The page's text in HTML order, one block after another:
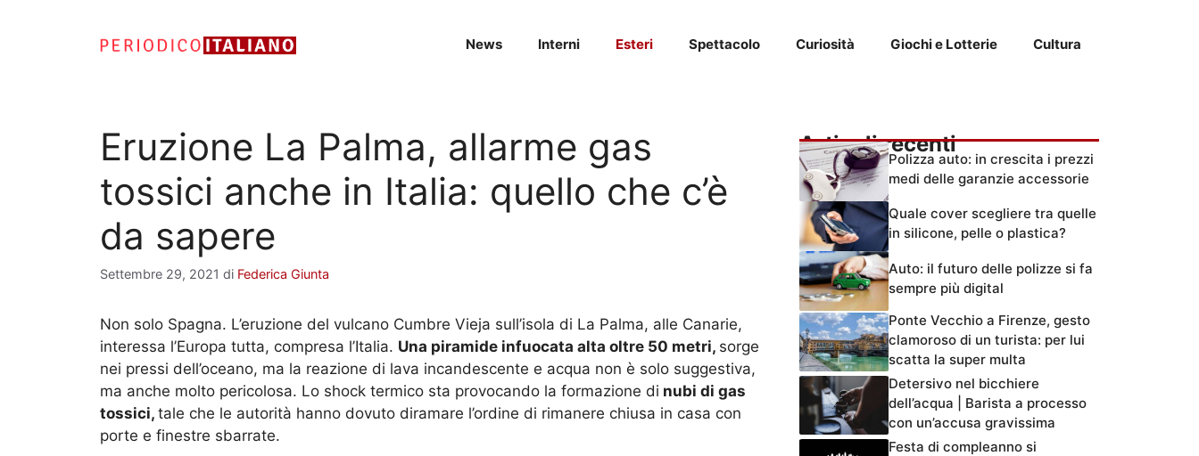
News Interni Esteri Spettacolo Curiosità Giochi e Lotterie Cultura
Eruzione La Palma, allarme gas
tossici anche in Italia: quello che c’è
da sapere
Settembre 29, 2021 di Federica Giunta
Non solo Spagna. L’eruzione del vulcano Cumbre Vieja sull’isola di La Palma, alle Canarie,
interessa l’Europa tutta, compresa l’Italia. Una piramide infuocata alta oltre 50 metri, sorge
nei pressi dell’oceano, ma la reazione di lava incandescente e acqua non è solo suggestiva,
ma anche molto pericolosa. Lo shock termico sta provocando la formazione di nubi di gas
tossici, tale che le autorità hanno dovuto diramare l’ordine di rimanere chiusa in casa con
porte e finestre sbarrate.
Articoli recenti
Polizza auto: in crescita i prezzi
medi delle garanzie accessorie
Quale cover scegliere tra quelle
in silicone, pelle o plastica?
Auto: il futuro delle polizze si fa
sempre più digital
Ponte Vecchio a Firenze, gesto
clamoroso di un turista: per lui
scatta la super multa
Detersivo nel bicchiere
dell’acqua | Barista a processo
con un’accusa gravissima
Festa di compleanno si